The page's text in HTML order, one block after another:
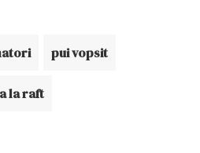
pui vopsit
la raft